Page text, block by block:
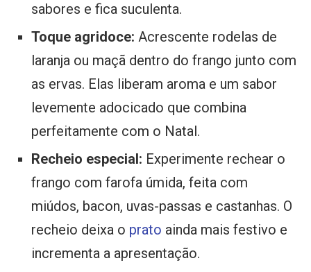
sabores e fica suculenta.
Toque agridoce: Acrescente rodelas de
laranja ou maçã dentro do frango junto com
as ervas. Elas liberam aroma e um sabor
levemente adocicado que combina
perfeitamente com o Natal.
Recheio especial: Experimente rechear o
frango com farofa úmida, feita com
miúdos, bacon, uvas-passas e castanhas. O
recheio deixa o prato ainda mais festivo e
incrementa a apresentação.